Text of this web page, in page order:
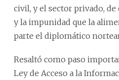
civil, y el sector privado,
y la impunidad que la
parte el diplomático
Resaltó como paso
Ley de Acceso a la